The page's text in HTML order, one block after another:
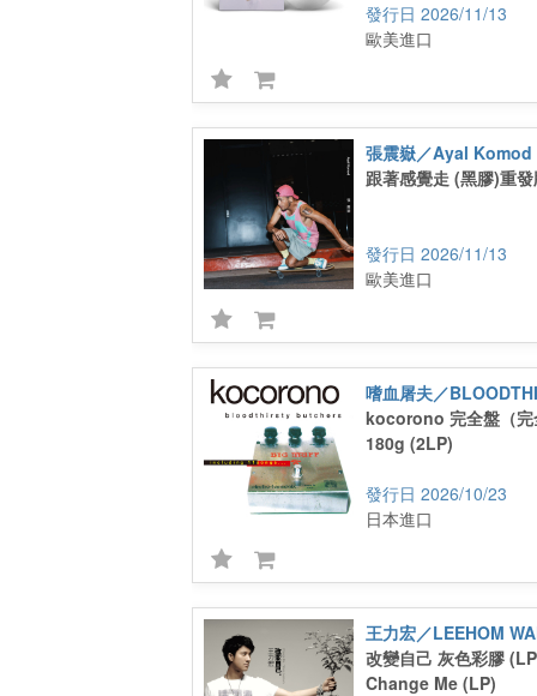
2026/11/13
歐美進口
張震嶽／Ayal Komod
跟著感覺走 (黑膠)重
2026/11/13
歐美進口
kocorono 完全盤（完
180g (2LP)
2026/10/23
日本進口
王力宏／LEEHOM
改變自己 灰色彩膠
Change Me (LP)